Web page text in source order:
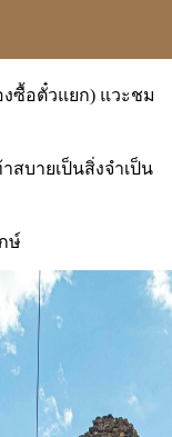
ซื้อตั๋วแยก) แวะชม
สบายเป็นสิ่งจำเป็น
ษ์